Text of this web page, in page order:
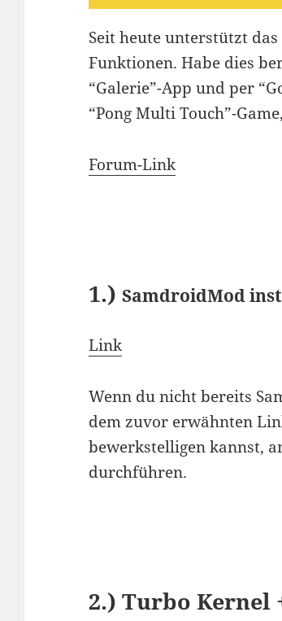
Seit heute unterstützt
Funktionen. Habe dies
“Galerie”-App und per
“Pong Multi Touch”-
Forum-Link
1.)SamdroidMod
Link
Wenn du nicht bereits
dem zuvor erwähnten
bewerkstelligen kannst,
durchführen.
2.) Turbo Kernel